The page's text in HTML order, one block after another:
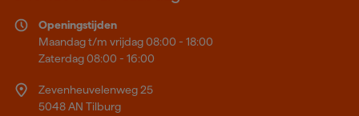
Openingstijden
Maandag t/m vrijdag 08:00 - 18:00
Zaterdag 08:00 - 16:00
Zevenheuvelenweg 25
5048 AN Tilburg